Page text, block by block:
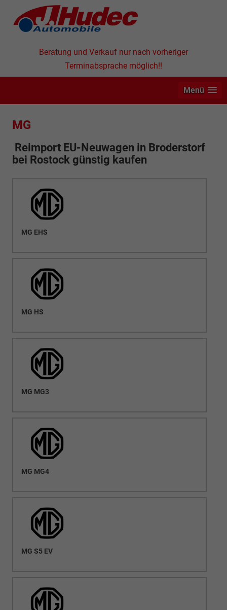
Beratung und Verkauf nur nach vorheriger
Terminabsprache möglich!!
Menü
MG
Reimport EU-Neuwagen in Broderstorf
bei Rostock günstig kaufen
MG EHS
MG HS
MG MG3
MG MG4
MG S5 EV